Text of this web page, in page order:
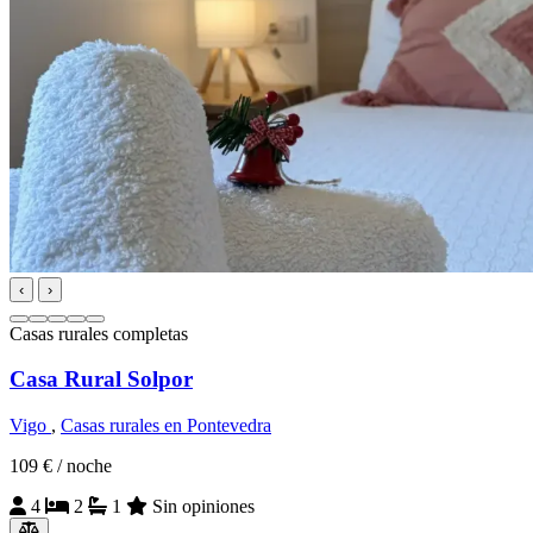
‹ ›
Casas rurales completas
Casa Rural Solpor
Vigo , Casas rurales en Pontevedra
109 € / noche
4
2 1 Sin opiniones